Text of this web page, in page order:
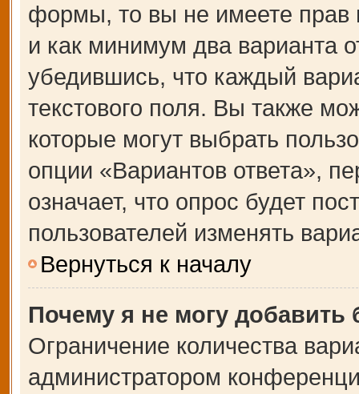
формы, то вы не имеете прав
и как минимум два варианта
убедившись, что каждый
текстового поля. Вы также
которые могут выбрать
опции «Вариантов ответа»,
означает, что опрос будет
пользователей изменять
Вернуться к началу
Почему я не могу добавить
Ограничение количества
администратором